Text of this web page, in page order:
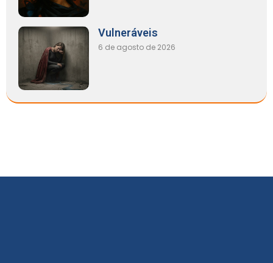
Vulneráveis
6 de agosto de 2026